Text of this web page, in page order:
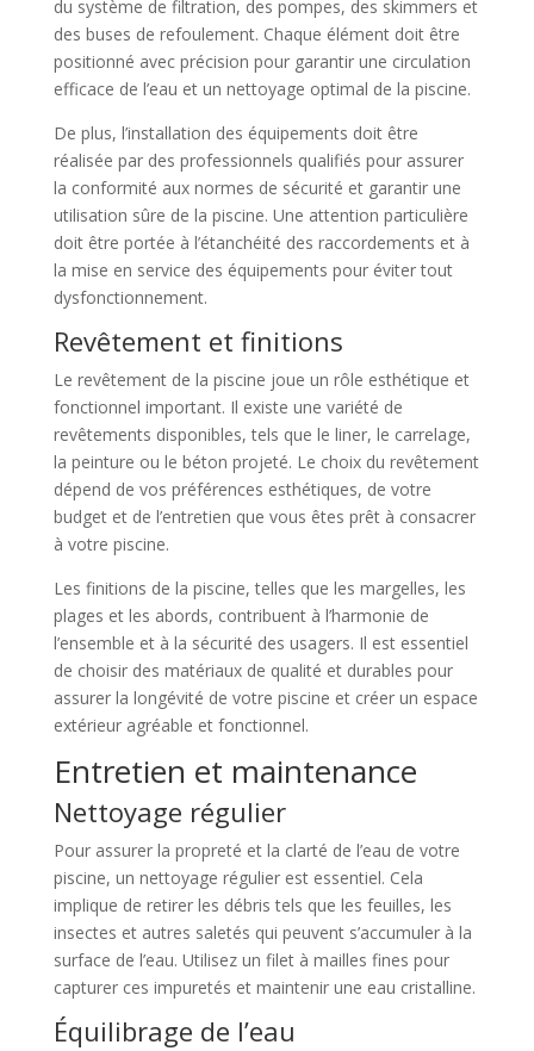
du système de filtration, des pompes, des skimmers et
des buses de refoulement. Chaque élément doit être
positionné avec précision pour garantir une circulation
efficace de l’eau et un nettoyage optimal de la piscine.
De plus, l’installation des équipements doit être
réalisée par des professionnels qualifiés pour assurer
la conformité aux normes de sécurité et garantir une
utilisation sûre de la piscine. Une attention particulière
doit être portée à l’étanchéité des raccordements et à
la mise en service des équipements pour éviter tout
dysfonctionnement.
Revêtement et finitions
Le revêtement de la piscine joue un rôle esthétique et
fonctionnel important. Il existe une variété de
revêtements disponibles, tels que le liner, le carrelage,
la peinture ou le béton projeté. Le choix du revêtement
dépend de vos préférences esthétiques, de votre
budget et de l’entretien que vous êtes prêt à consacrer
à votre piscine.
Les finitions de la piscine, telles que les margelles, les
plages et les abords, contribuent à l’harmonie de
l’ensemble et à la sécurité des usagers. Il est essentiel
de choisir des matériaux de qualité et durables pour
assurer la longévité de votre piscine et créer un espace
extérieur agréable et fonctionnel.
Entretien et maintenance
Nettoyage régulier
Pour assurer la propreté et la clarté de l’eau de votre
piscine, un nettoyage régulier est essentiel. Cela
implique de retirer les débris tels que les feuilles, les
insectes et autres saletés qui peuvent s’accumuler à la
surface de l’eau. Utilisez un filet à mailles fines pour
capturer ces impuretés et maintenir une eau cristalline.
Équilibrage de l’eau